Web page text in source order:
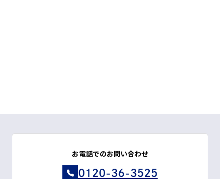
お電話でのお問い合わせ
0120-36-3525